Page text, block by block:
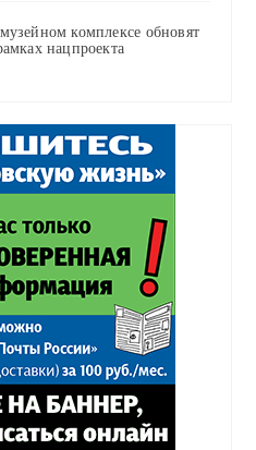
комплексе обновят
нацпроекта